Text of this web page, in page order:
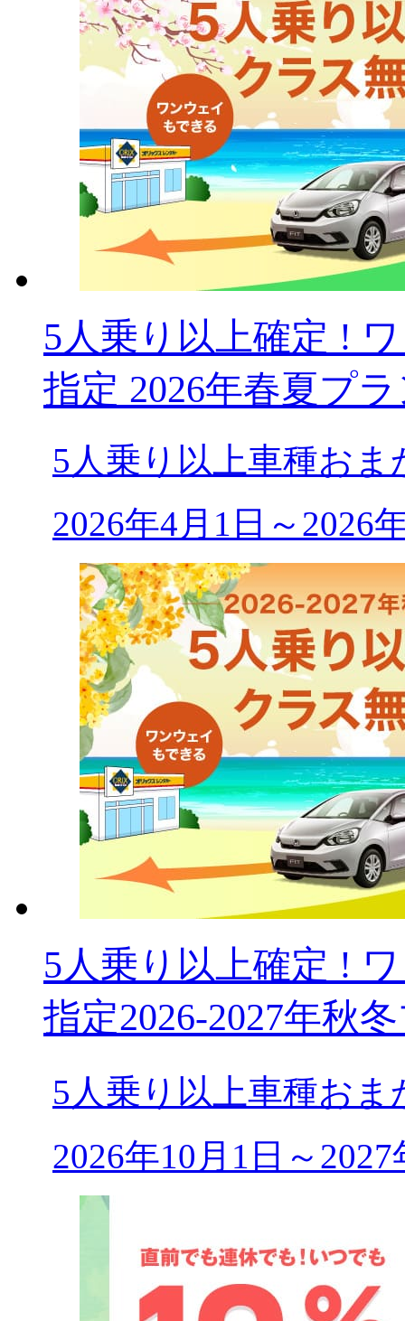
5人乗り以上確定 !
指定 2026年春夏プ
5人乗り以上車種お
2026年4月1日～2026
5人乗り以上確定 !
指定2026-2027年秋
5人乗り以上車種お
2026年10月1日～